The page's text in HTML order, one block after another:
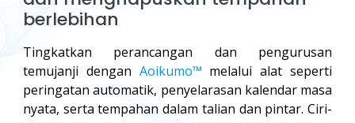
berlebihan
Tingkatkan perancangan dan pengurusan
temujanji dengan Aoikumo™ melalui alat seperti
peringatan automatik, penyelarasan kalendar masa
nyata, serta tempahan dalam talian dan pintar. Ciri-